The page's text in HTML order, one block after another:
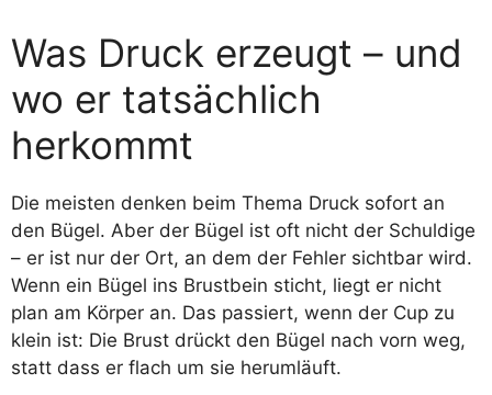
Was Druck erzeugt – und
wo er tatsächlich
herkommt
Die meisten denken beim Thema Druck sofort an
den Bügel. Aber der Bügel ist oft nicht der Schuldige
– er ist nur der Ort, an dem der Fehler sichtbar wird.
Wenn ein Bügel ins Brustbein sticht, liegt er nicht
plan am Körper an. Das passiert, wenn der Cup zu
klein ist: Die Brust drückt den Bügel nach vorn weg,
statt dass er flach um sie herumläuft.